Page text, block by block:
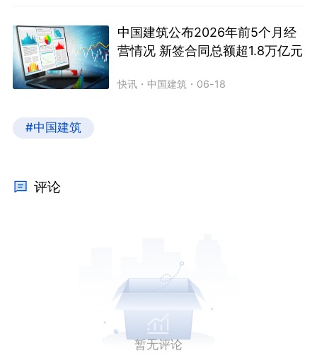
中国建筑公布2026年前5个月经
营情况 新签合同总额超1.8万亿元
快讯 ・ 中国建筑 ・ 06-18
#中国建筑
评论
暂无评论